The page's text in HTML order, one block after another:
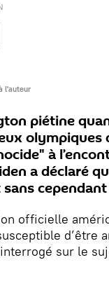
l'auteur
piétine
olympiques
à
a déclaré
sans
officielle
d’être
sur le